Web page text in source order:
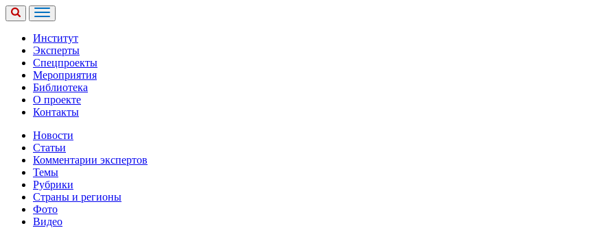
Институт
Эксперты
Спецпроекты
Мероприятия
Библиотека
О проекте
Контакты
Новости
Статьи
Комментарии экспертов
Темы
Рубрики
Страны и регионы
Фото
Видео